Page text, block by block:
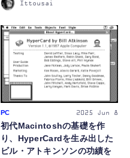
Ittousai
PC 2025 Jun 8
初代Macintoshの基礎を作
り、HyperCardを生み出した
ビル・アトキンソンの功績を